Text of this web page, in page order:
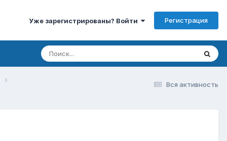
Уже зарегистрированы? Войти Регистрация
Вся активность